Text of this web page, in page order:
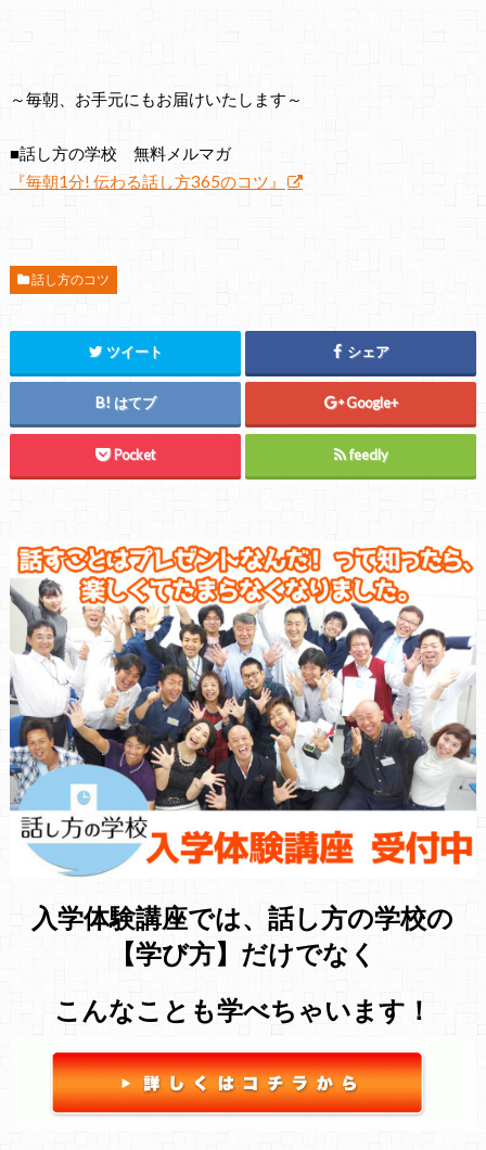
～毎朝、お手元にもお届けいたします～
■話し方の学校 無料メルマガ
『毎朝1分! 伝わる話し方365のコツ』
話し方のコツ
ツイート シェア
はてブ Google+
Pocket feedly
入学体験講座では、話し方の学校の
【学び方】だけでなく
こんなことも学べちゃいます！